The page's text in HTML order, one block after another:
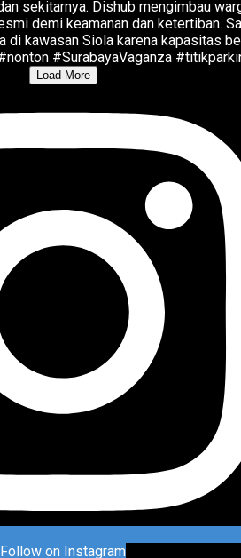
Load More
Follow on Instagram